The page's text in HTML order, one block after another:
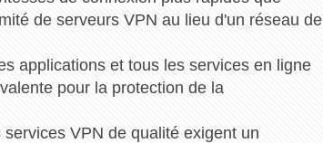
de serveurs VPN au lieu d'un réseau de
applications et tous les services en ligne
pour la protection de la
VPN de qualité exigent un